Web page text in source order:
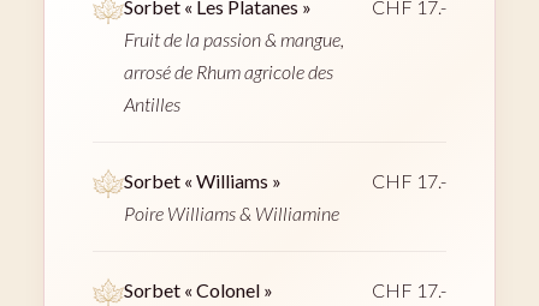
Sorbet « Les Platanes »
Fruit de la passion & mangue,
arrosé de Rhum agricole des
Antilles
CHF 17.-
Sorbet « Williams »
Poire Williams & Williamine
CHF 17.-
Sorbet « Colonel »
CHF 17.-